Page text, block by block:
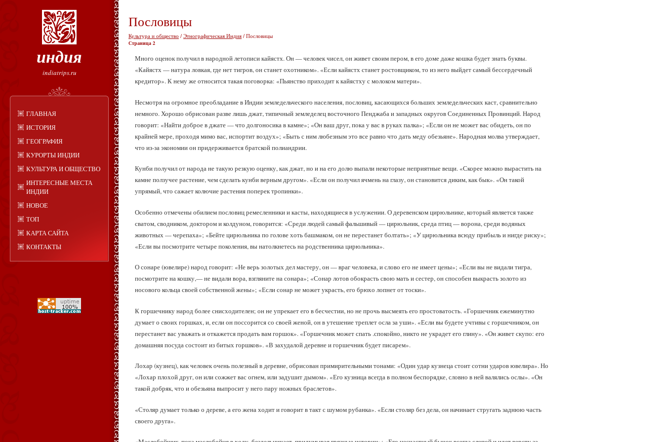
индия
indiatrips.ru
ГЛАВНАЯ
ИСТОРИЯ
ГЕОГРАФИЯ
КУРОРТЫ ИНДИИ
КУЛЬТУРА И ОБЩЕСТВО
ИНТЕРЕСНЫЕ МЕСТА
ИНДИИ
НОВОЕ
ТОП
КАРТА САЙТА
КОНТАКТЫ
Пословицы
Культура и общество / Этнографическая Индия / Пословицы
Страница 2
Много оценок получил в народной летописи кайястх. Он — человек чисел, он живет своим пером, в его доме даже кошка будет знать буквы.
«Кайястх — натура ловкая, где нет тигров, он станет охотником». «Если кайястх станет ростовщиком, то из него выйдет самый бессердечный
кредитор». К нему же относится такая поговорка: «Пьянство приходит к кайястху с молоком матери».
Несмотря на огромное преобладание в Индии земледельческого населения, пословиц, касающихся больших земледельческих каст, сравнительно
немного. Хорошо обрисован разве лишь джат, типичный земледелец восточного Пенджаба и западных округов Соединенных Провинций. Народ
говорит: «Найти доброе в джате — что долгоносика в камне»; «Он ваш друг, пока у вас в руках палка»; «Если он не может вас обидеть, он по
крайней мере, проходя мимо вас, испортит воздух»; «Быть с ним любезным это все равно что дать меду обезьяне». Народная молва утверждает,
что из-за экономии он придерживается братской полиандрии.
Кунби получил от народа не такую резкую оценку, как джат, но и на его долю выпали некоторые неприятные вещи. «Скорее можно вырастить на
камне ползучее растение, чем сделать кунби верным другом». «Если он получил ячмень на глазу, он становится диким, как бык». «Он такой
упрямый, что сажает колючие растения поперек тропинки».
Особенно отмечены обилием пословиц ремесленники и касты, находящиеся в услужении. О деревенском цирюльнике, который является также
сватом, сводником, доктором и колдуном, говорится: «Среди людей самый фальшивый — цирюльник, среда птиц — ворона, среди водяных
животных — черепаха»; «Бейте цирюльника по голове хоть башмаком, он не перестанет болтать»; «У цирюльника всюду прибыль и нигде риску»;
«Если вы посмотрите четыре поколения, вы натолкнетесь на родственника цирюльника».
О сонаре (ювелире) народ говорит: «Не верь золотых дел мастеру, он — враг человека, и слово его не имеет цены»; «Если вы не видали тигра,
посмотрите на кошку,— не видали вора, взгляните на сонара»; «Сонар лотов обокрасть свою мать и сестер, он способен выкрасть золото из
носового кольца своей собственной жены»; «Если сонар не может украсть, его брюхо лопнет от тоски».
К горшечнику народ более снисходителен; он не упрекает его в бесчестии, но не прочь высмеять его простоватость. «Горшечник ежеминутно
думает о своих горшках, и, если он поссорится со своей женой, он в утешение треплет осла за уши». «Если вы будете учтивы с горшечником, он
перестанет вас уважать и откажется продать вам горшок». «Горшечник может спать .спокойно, никто не украдет его глину». «Он живет скупо: его
домашняя посуда состоит из битых горшков». «В захудалой деревне и горшечник будет писарем».
Лохар (кузнец), как человек очень полезный в деревне, обрисован примирительными тонами: «Один удар кузнеца стоит сотни ударов ювелира». Но
«Лохар плохой друг, он или сожжет вас огнем, или задушит дымом». «Его кузница всегда в полном беспорядке, словно в ней валялись ослы». «Он
такой добряк, что и обезьяна выпросит у него пару ножных браслетов».
«Столяр думает только о дереве, а его жена ходит и говорит в такт с шумом рубанка». «Если столяр без дела, он начинает стругать заднюю часть
своего друга».